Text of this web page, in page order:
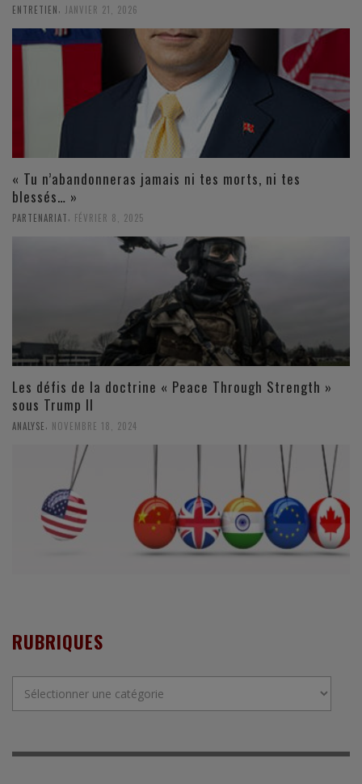
ENTRETIEN JANVIER 21, 2026
« Tu n’abandonneras jamais ni tes morts, ni tes
blessés… »
PARTENARIAT FÉVRIER 8, 2025
Les défis de la doctrine « Peace Through Strength »
sous Trump II
ANALYSE NOVEMBRE 18, 2024
RUBRIQUES